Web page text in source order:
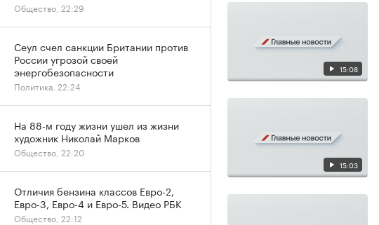
15:08
15:03
Общество, 22:29
Сеул счел санкции Британии против
России угрозой своей
энергобезопасности
Политика, 22:24
На 88-м году жизни ушел из жизни
художник Николай Марков
Общество, 22:20
Отличия бензина классов Евро-2,
Евро-3, Евро-4 и Евро-5. Видео РБК
Общество, 22:12